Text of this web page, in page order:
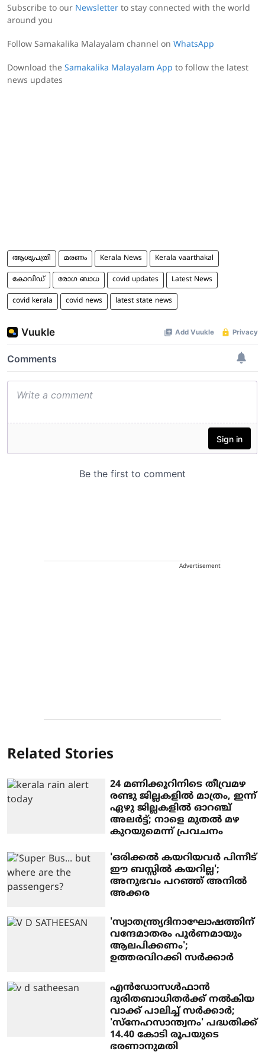
Subscribe to our Newsletter to stay connected with the world
around you
Follow Samakalika Malayalam channel on WhatsApp
Download the Samakalika Malayalam App to follow the latest
news updates
ആശുപത്രി മരണം Kerala News Kerala vaarthakal
കോവിഡ് രോഗ ബാധ covid updates Latest News
covid kerala covid news latest state news
Advertisement
Related Stories
24 മണിക്കൂറിനിടെ തീവ്രമഴ
രണ്ടു ജില്ലകളില്‍ മാത്രം, ഇന്ന്
ഏഴു ജില്ലകളില്‍ ഓറഞ്ച്
അലര്‍ട്ട്; നാളെ മുതല്‍ മഴ
കുറയുമെന്ന് പ്രവചനം
'ഒരിക്കൽ കയറിയവർ പിന്നീട്
ഈ ബസ്സിൽ കയറില്ല';
അനുഭവം പറഞ്ഞ് അനില്‍
അക്കര
'സ്വാതന്ത്ര്യദിനാഘോഷത്തിന്
വന്ദേമാതരം പൂര്‍ണമായും
ആലപിക്കണം';
ഉത്തരവിറക്കി സര്‍ക്കാര്‍
എന്‍ഡോസള്‍ഫാന്‍
ദുരിതബാധിതര്‍ക്ക് നല്‍കിയ
വാക്ക് പാലിച്ച് സര്‍ക്കാര്‍;
'സ്നേഹസാന്ത്വനം' പദ്ധതിക്ക്
14.40 കോടി രൂപയുടെ
ഭരണാനുമതി